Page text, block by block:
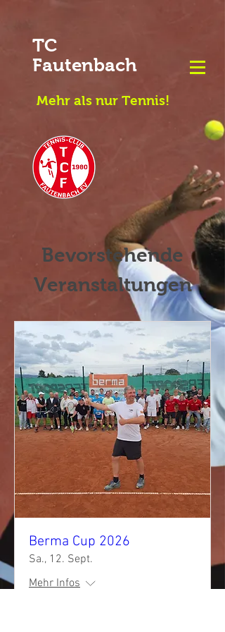
TC
Fautenbach
Mehr als nur Tennis!
Bevorstehende
Veranstaltungen
Berma Cup 2026
Sa., 12. Sept.
Mehr Infos